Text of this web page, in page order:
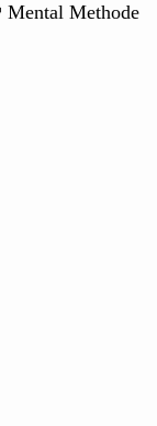
Mental Methode